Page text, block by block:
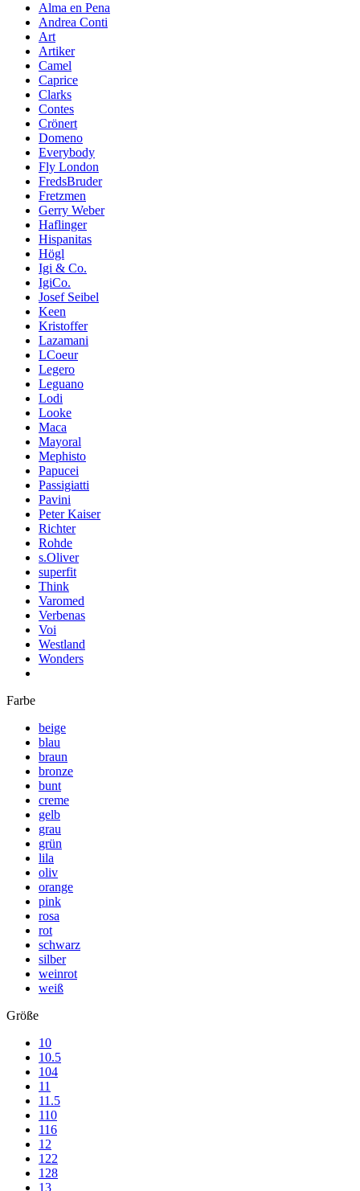
Alma en Pena
Andrea Conti
Art
Artiker
Camel
Caprice
Clarks
Contes
Crönert
Domeno
Everybody
Fly London
FredsBruder
Fretzmen
Gerry Weber
Haflinger
Hispanitas
Högl
Igi & Co.
IgiCo.
Josef Seibel
Keen
Kristoffer
Lazamani
LCoeur
Legero
Leguano
Lodi
Looke
Maca
Mayoral
Mephisto
Papucei
Passigiatti
Pavini
Peter Kaiser
Richter
Rohde
s.Oliver
superfit
Think
Varomed
Verbenas
Voi
Westland
Wonders
Farbe
beige
blau
braun
bronze
bunt
creme
gelb
grau
grün
lila
oliv
orange
pink
rosa
rot
schwarz
silber
weinrot
weiß
Größe
10
10.5
104
11
11.5
110
116
12
122
128
13